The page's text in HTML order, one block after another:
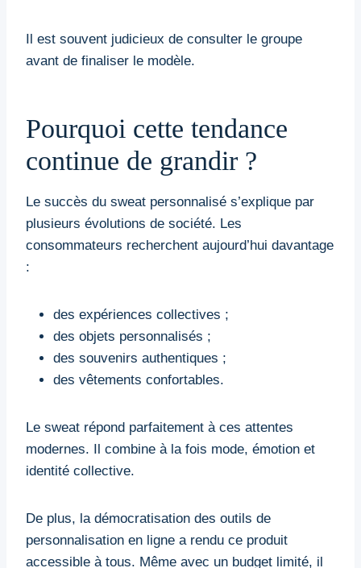
Il est souvent judicieux de consulter le groupe
avant de finaliser le modèle.
Pourquoi cette tendance
continue de grandir ?
Le succès du sweat personnalisé s’explique par
plusieurs évolutions de société. Les
consommateurs recherchent aujourd’hui davantage
:
des expériences collectives ;
des objets personnalisés ;
des souvenirs authentiques ;
des vêtements confortables.
Le sweat répond parfaitement à ces attentes
modernes. Il combine à la fois mode, émotion et
identité collective.
De plus, la démocratisation des outils de
personnalisation en ligne a rendu ce produit
accessible à tous. Même avec un budget limité, il